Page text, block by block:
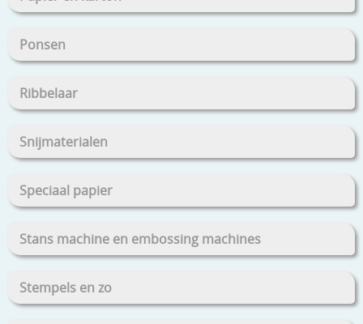
Ponsen
Ribbelaar
Snijmaterialen
Speciaal papier
Stans machine en embossing machines
Stempels en zo